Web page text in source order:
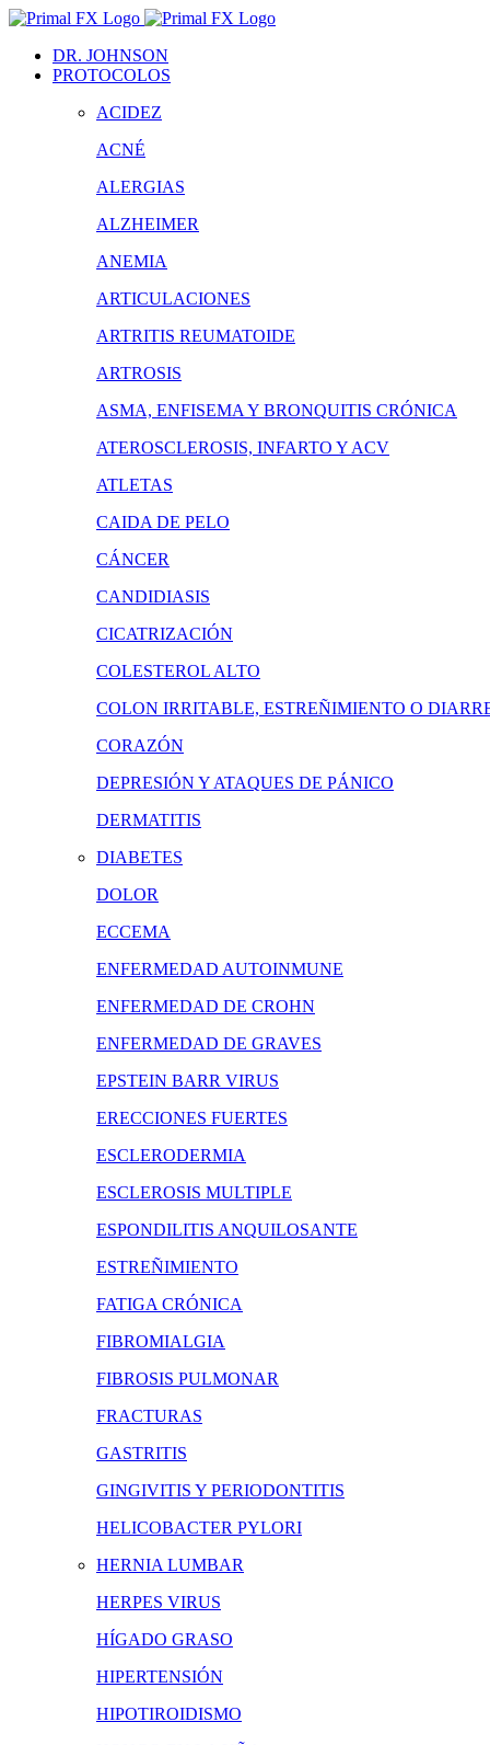
Saltar
contenidoDR. JOHNSON
PROTOCOLOS
ACIDEZ
ACNÉ
ALERGIAS
ALZHEIMER
ANEMIA
ARTICULACIONES
ARTRITIS REUMATOIDE
ARTROSIS
ASMA, ENFISEMA Y BRONQUITIS CRÓNICA
ATEROSCLEROSIS, INFARTO Y ACV
ATLETAS
CAIDA DE PELO
CÁNCER
CANDIDIASIS
CICATRIZACIÓN
COLESTEROL ALTO
COLON IRRITABLE, ESTREÑIMIENTO O
CORAZÓN
DEPRESIÓN Y ATAQUES DE PÁNICO
DERMATITIS
DIABETES
DOLOR
ECCEMA
ENFERMEDAD AUTOINMUNE
ENFERMEDAD DE CROHN
ENFERMEDAD DE GRAVES
EPSTEIN BARR VIRUS
ERECCIONES FUERTES
ESCLERODERMIA
ESCLEROSIS MULTIPLE
ESPONDILITIS ANQUILOSANTE
ESTREÑIMIENTO
FATIGA CRÓNICA
FIBROMIALGIA
FIBROSIS PULMONAR
FRACTURAS
GASTRITIS
GINGIVITIS Y PERIODONTITIS
HELICOBACTER PYLORI
HERNIA LUMBAR
HERPES VIRUS
HÍGADO GRASO
HIPERTENSIÓN
HIPOTIROIDISMO